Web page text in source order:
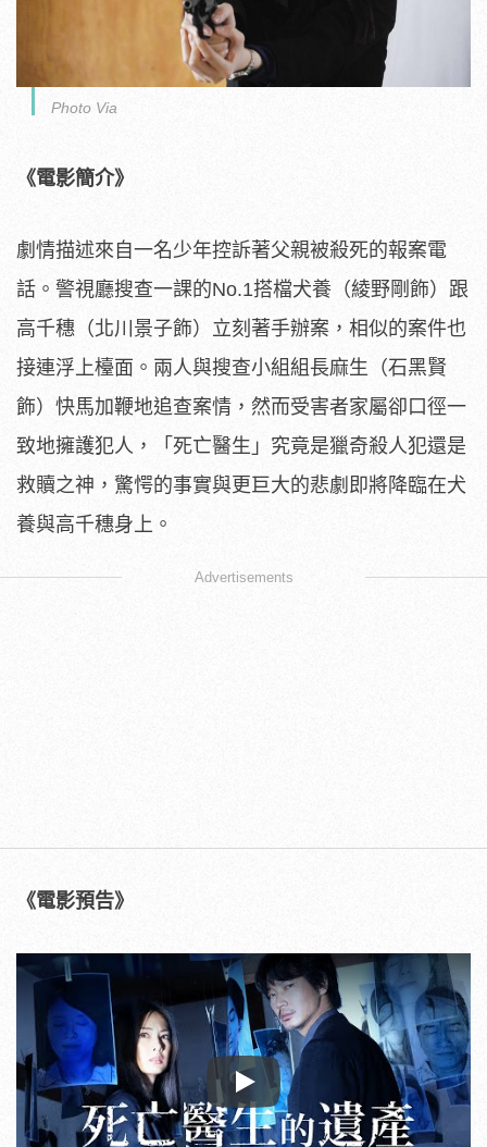
Photo Via
《電影簡介》
劇情描述來自一名少年控訴著父親被殺死的報案電
話。 警視廳搜查一課的No.1搭檔犬養（綾野剛飾）跟
高千穗（北川景子飾）立刻著手辦案，相似的案件也
接連浮上檯面。 兩人與搜查小組組長麻生（石黑賢
飾）快馬加鞭地追查案情， 然而受害者家屬卻口徑一
致地擁護犯人，「死亡醫生」 究竟是獵奇殺人犯還是
救贖之神， 驚愕的事實與更巨大的悲劇即將降臨在犬
養與高千穗身上。
Advertisements
《電影預告》
Play